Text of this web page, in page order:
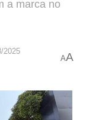
a marca no
2025
AA